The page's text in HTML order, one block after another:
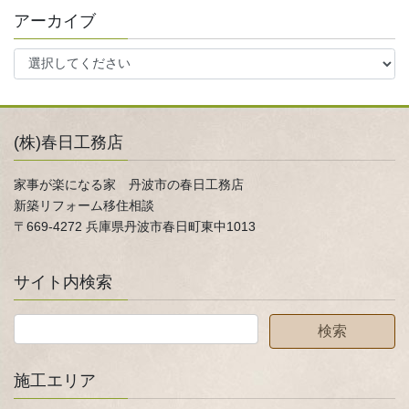
アーカイブ
(株)春日工務店
家事が楽になる家 丹波市の春日工務店
新築リフォーム移住相談
〒669-4272 兵庫県丹波市春日町東中1013
サイト内検索
施工エリア